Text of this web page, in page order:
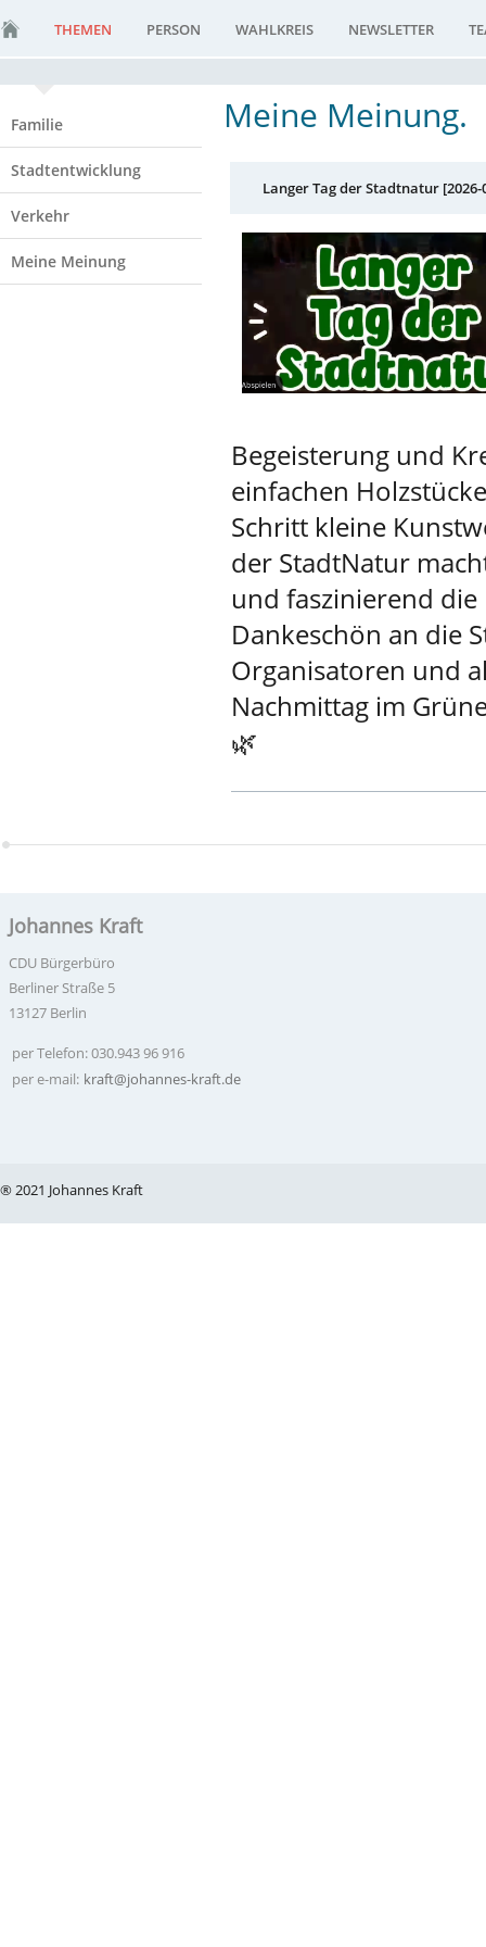
THEMEN PERSON WAHLKREIS NEWSLETTER
Familie
Stadtentwicklung
Verkehr
Meine Meinung
Meine Meinung.
Langer Tag der Stadtnatur [2026-
Begeisterung und
einfachen
Schritt kleine
der StadtNatur
und faszinierend
Dankeschön an die
Organisatoren und
Nachmittag im
🌿
Johannes Kraft
CDU Bürgerbüro
Berliner Straße 5
13127 Berlin
per Telefon: 030.943 96 916
per e-mail: kraft@johannes-kraft.de
® 2021 Johannes Kraft